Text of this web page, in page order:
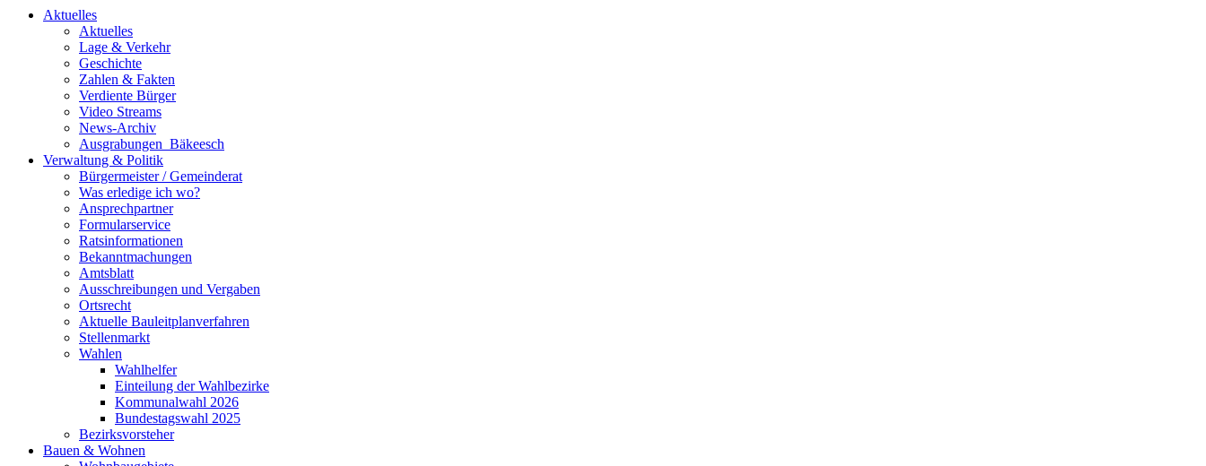
Aktuelles
Aktuelles
Lage & Verkehr
Geschichte
Zahlen & Fakten
Verdiente Bürger
Video Streams
News-Archiv
Ausgrabungen_Bäkeesch
Verwaltung & Politik
Bürgermeister / Gemeinderat
Was erledige ich wo?
Ansprechpartner
Formularservice
Ratsinformationen
Bekanntmachungen
Amtsblatt
Ausschreibungen und Vergaben
Ortsrecht
Aktuelle Bauleitplanverfahren
Stellenmarkt
Wahlen
Wahlhelfer
Einteilung der Wahlbezirke
Kommunalwahl 2026
Bundestagswahl 2025
Bezirksvorsteher
Bauen & Wohnen